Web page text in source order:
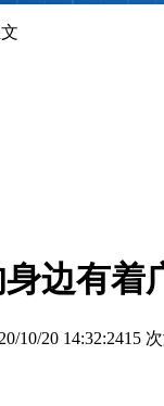
边有着
10/20 14:32:2415